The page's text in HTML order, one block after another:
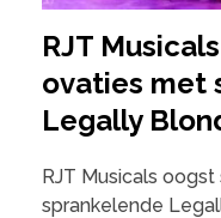
RJT
ovaties met
Legally
RJT Musicals
sprankelende